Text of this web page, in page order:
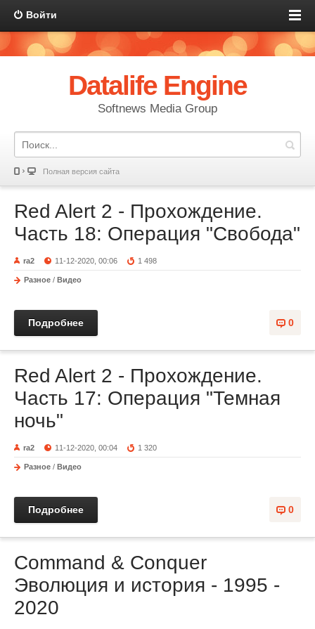
Войти
Datalife Engine
Softnews Media Group
Полная версия сайта
Red Alert 2 - Прохождение.
Часть 18: Операция "Свобода"
ra2 11-12-2020, 00:06 1 498
Разное / Видео
0
Подробнее
Red Alert 2 - Прохождение.
Часть 17: Операция "Темная
ночь"
ra2 11-12-2020, 00:04 1 320
Разное / Видео
0
Подробнее
Command & Conquer
Эволюция и история - 1995 -
2020